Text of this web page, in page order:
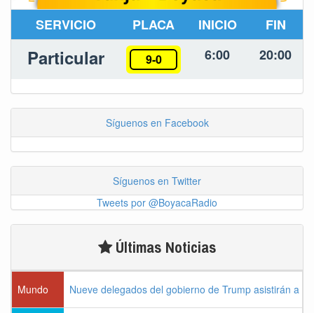
SERVICIO PLACA INICIO FIN
Particular 9-0 6:00 20:00
Síguenos en Facebook
Síguenos en Twitter
Tweets por @BoyacaRadio
Últimas Noticias
Mundo Nueve delegados del gobierno de Trump asistirán a